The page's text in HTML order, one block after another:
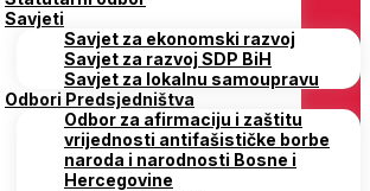
Savjeti
Savjet za ekonomski razvoj
Savjet za razvoj SDP BiH
Savjet za lokalnu samoupravu
Odbori Predsjedništva
Odbor za afirmaciju i zaštitu
vrijednosti antifašističke borbe
naroda i narodnosti Bosne i
Hercegovine